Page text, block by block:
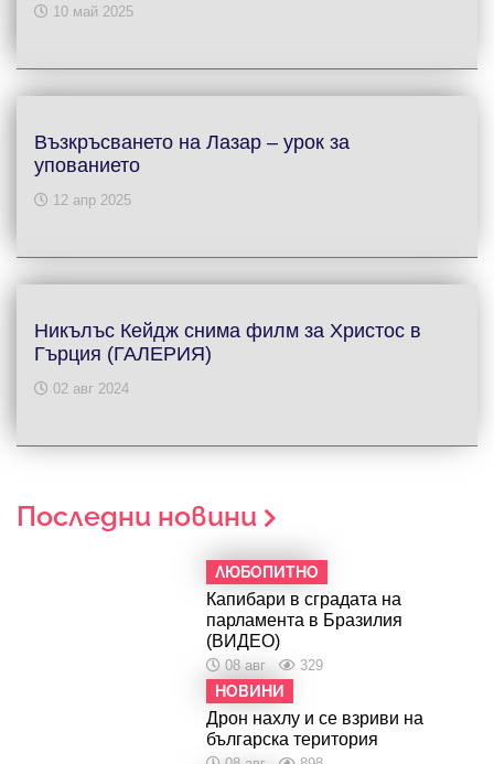
10 май 2025
Възкръсването на Лазар – урок за
упованието
12 апр 2025
Никълъс Кейдж снима филм за Христос в
Гърция (ГАЛЕРИЯ)
02 авг 2024
Последни новини
ЛЮБОПИТНО
Капибари в сградата на
парламента в Бразилия
(ВИДЕО)
08 авг 329
НОВИНИ
Дрон нахлу и се взриви на
българска територия